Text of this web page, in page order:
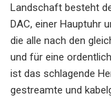
Landschaft besteht
DAC, einer Hauptuhr
die alle nach den
und für eine
ist das schlagende
gestreamte und